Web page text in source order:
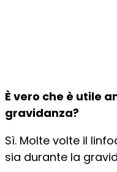
È vero che è utile
gravidanza?
Sì. Molte volte il
sia durante la